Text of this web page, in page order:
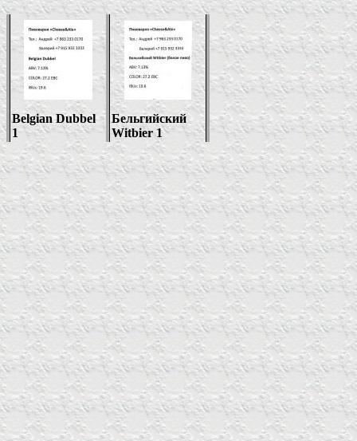
Belgian Dubbel
1
Бельгийский
Witbier 1